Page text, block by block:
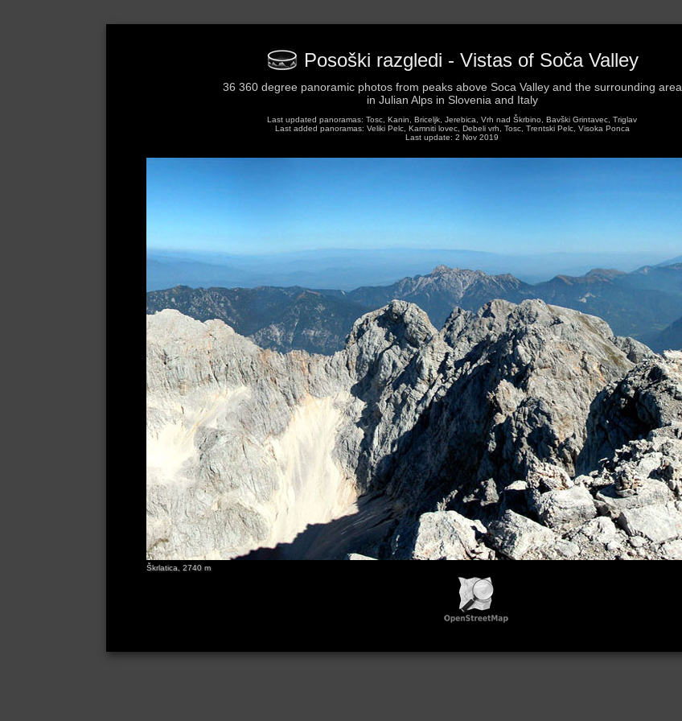
Posoški razgledi - Vistas of Soča Valley
36 360 degree panoramic photos from peaks above Soca Valley and the surrounding area
in Julian Alps in Slovenia and Italy
Last updated panoramas: Tosc, Kanin, Briceljk, Jerebica, Vrh nad Škrbino, Bavški Grintavec, Triglav
Last added panoramas: Veliki Pelc, Kamniti lovec, Debeli vrh, Tosc, Trentski Pelc, Visoka Ponca
Last update: 2 Nov 2019
Škrlatica, 2740 m